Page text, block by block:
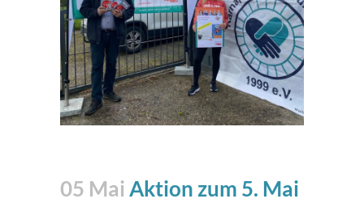
05 MaiAktion zum 5. Mai